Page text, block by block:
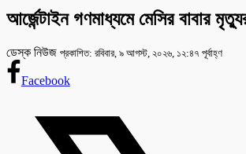
আর্জেন্টাইন গণমাধ্যমে মেসির বাবার
ডেস্ক নিউজ প্রকাশিত: রবিবার, ৯ আগস্ট, ২০২৬, ১২:৪৭ পূর্বাহ্ণ
Facebook